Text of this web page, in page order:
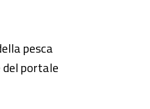
pesca
portale